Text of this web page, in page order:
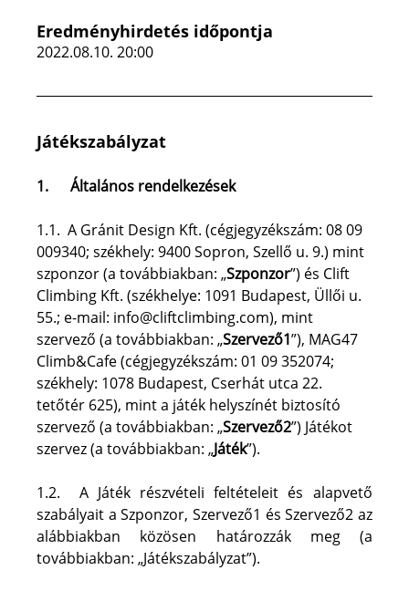
Eredményhirdetés időpontja
2022.08.10. 20:00
Játékszabályzat
1. Általános rendelkezések
1.1.  A Gránit Design Kft. (cégjegyzékszám: 08 09
009340; székhely: 9400 Sopron, Szellő u. 9.) mint
szponzor (a továbbiakban: „Szponzor”) és Clift
Climbing Kft. (székhelye: 1091 Budapest, Üllői u.
55.; e-mail: info@cliftclimbing.com), mint
szervező (a továbbiakban: „Szervező1”), MAG47
Climb&Cafe (cégjegyzékszám: 01 09 352074;
székhely: 1078 Budapest, Cserhát utca 22.
tetőtér 625), mint a játék helyszínét biztosító
szervező (a továbbiakban: „Szervező2”) Játékot
szervez (a továbbiakban: „Játék”).
1.2.  A Játék részvételi feltételeit és alapvető
szabályait a Szponzor, Szervező1 és Szervező2 az
alábbiakban közösen határozzák meg (a
továbbiakban: „Játékszabályzat”).